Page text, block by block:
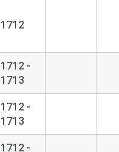
1712
1712 -
1713
1712 -
1713
1712 -